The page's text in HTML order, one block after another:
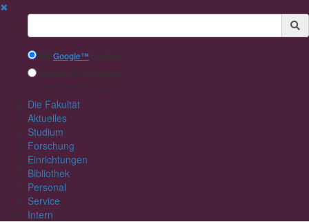
✖
Suchbegriff
Mit Google™ suchen
Interne Suche nutzen
Die Fakultät
Aktuelles
Studium
Forschung
Einrichtungen
Bibliothek
Personal
Service
Intern